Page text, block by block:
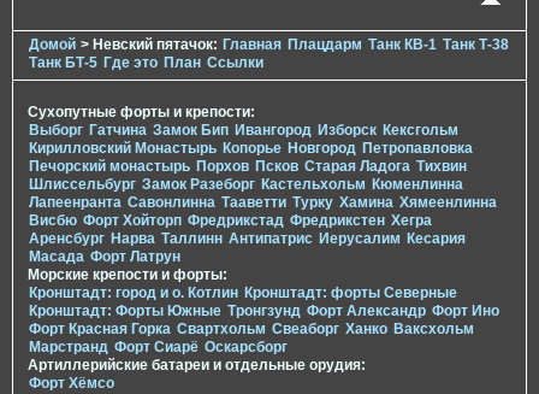
Домой > Невский пятачок: Главная Плацдарм Танк КВ-1 Танк Т-38
Танк БТ-5 Где это План Ссылки
Сухопутные форты и крепости:
Выборг Гатчина Замок Бип Ивангород Изборск Кексгольм
Кирилловский Монастырь Копорье Новгород Петропавловка
Печорcкий монастырь Порхов Псков Старая Ладога Тихвин
Шлиссельбург Замок Разеборг Кастельхольм Кюменлинна
Лапеенранта Савонлинна Тааветти Турку Хамина Хямеенлинна
Висбю Форт Хойторп Фредрикстад Фредрикстен Хегра
Аренсбург Нарва Таллинн Антипатрис Иерусалим Кесария
Масада Форт Латрун
Морские крепости и форты:
Кронштадт: город и о. Котлин Кронштадт: форты Северные
Кронштадт: Форты Южные Тронгзунд Форт Александр Форт Ино
Форт Красная Горка Свартхольм Свеаборг Ханко Ваксхольм
Марстранд Форт Сиарё Оскарсборг
Артиллерийские батареи и отдельные орудия:
Форт Хёмсо